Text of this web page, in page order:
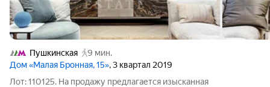
Пушкинская
9 мин.
Дом «Малая Бронная, 15», 3 квартал 2019
Лот: 110125. На продажу предлагается изысканная